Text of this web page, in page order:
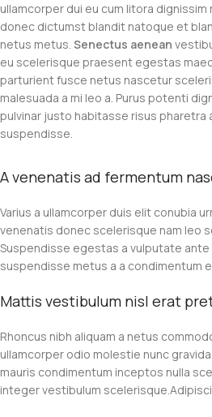
ullamcorper dui eu cum litora
donec dictumst blandit natoque et
netus metus. Senectus aenean
eu scelerisque praesent egestas
parturient fusce netus nascetur
malesuada a mi leo a. Purus potenti
pulvinar justo habitasse risus pharetra
suspendisse.
A venenatis ad fermentum
Varius a ullamcorper duis elit conubia
venenatis donec scelerisque nam leo
Suspendisse egestas a vulputate
suspendisse metus a a condimentum
Mattis vestibulum nisl erat
Rhoncus nibh aliquam a netus
ullamcorper odio molestie nunc
mauris condimentum inceptos nulla
integer vestibulum